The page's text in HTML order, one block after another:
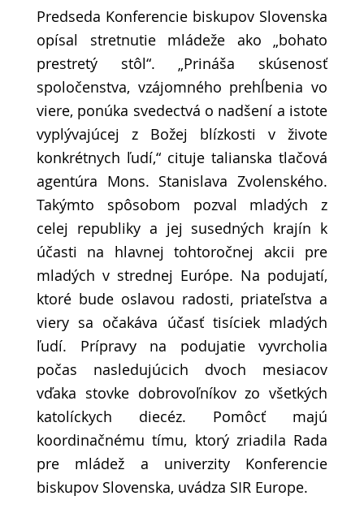
Predseda Konferencie biskupov Slovenska
opísal stretnutie mládeže ako „bohato
prestretý stôl“. „Prináša skúsenosť
spoločenstva, vzájomného prehĺbenia vo
viere, ponúka svedectvá o nadšení a istote
vyplývajúcej z Božej blízkosti v živote
konkrétnych ľudí,“ cituje talianska tlačová
agentúra Mons. Stanislava Zvolenského.
Takýmto spôsobom pozval mladých z
celej republiky a jej susedných krajín k
účasti na hlavnej tohtoročnej akcii pre
mladých v strednej Európe. Na podujatí,
ktoré bude oslavou radosti, priateľstva a
viery sa očakáva účasť tisíciek mladých
ľudí. Prípravy na podujatie vyvrcholia
počas nasledujúcich dvoch mesiacov
vďaka stovke dobrovoľníkov zo všetkých
katolíckych diecéz. Pomôcť majú
koordinačnému tímu, ktorý zriadila Rada
pre mládež a univerzity Konferencie
biskupov Slovenska, uvádza SIR Europe.